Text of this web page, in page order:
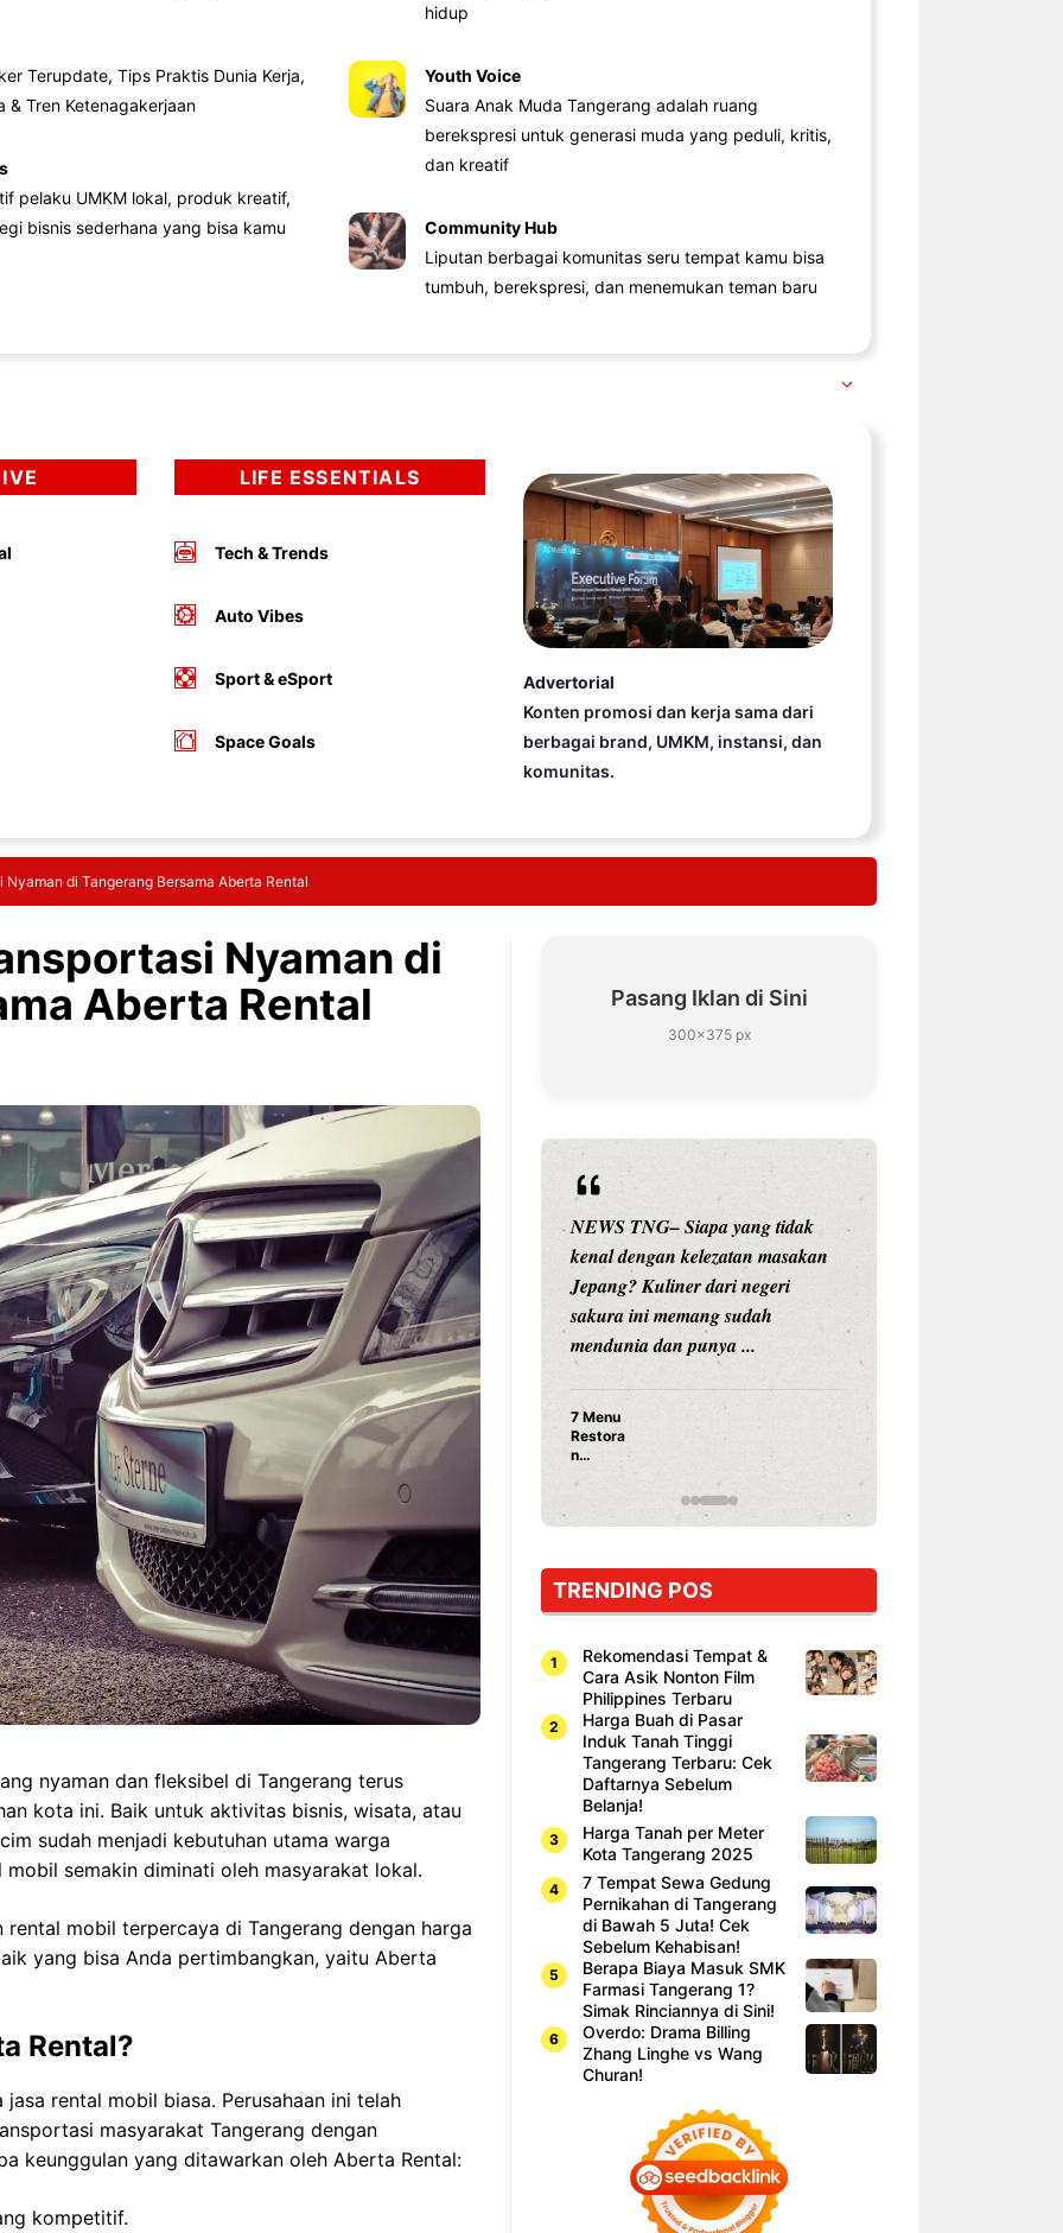
Terupdate, Tips Praktis Dunia Kerja,
& Tren Ketenagakerjaan
pelaku UMKM lokal, produk kreatif,
bisnis sederhana yang bisa kamu
hidup
Youth Voice
Suara Anak Muda Tangerang adalah ruang
berekspresi untuk generasi muda yang peduli, kritis,
dan kreatif
Community Hub
Liputan berbagai komunitas seru tempat kamu bisa
tumbuh, berekspresi, dan menemukan teman baru
LIFE ESSENTIALS
Tech & Trends
Auto Vibes
Sport & eSport
Space Goals
Advertorial
Konten promosi dan kerja sama dari
berbagai brand, UMKM, instansi, dan
komunitas.
di Tangerang Bersama Aberta Rental
Nyaman di
Aberta Rental
nyaman dan fleksibel di Tangerang terus
kota ini. Baik untuk aktivitas bisnis, wisata, atau
sudah menjadi kebutuhan utama warga
semakin diminati oleh masyarakat lokal.
mobil terpercaya di Tangerang dengan harga
yang bisa Anda pertimbangkan, yaitu Aberta
Rental?
rental mobil biasa. Perusahaan ini telah
masyarakat Tangerang dengan
keunggulan yang ditawarkan oleh Aberta Rental:
kompetitif.
Pasang Iklan di Sini
300×375 px
–
tahun
you can eat
Eat Bandung
2026, Kakkoii
Hadirkan Pesta All
Eat Mulai Rp
NEWS TNG– Pernah gak sih
kamu mulai ngerjain sesuatu cuma
buat iseng-iseng, eh ternyata malah
jadi peluang bisnis yang
menguntungkan? ...
Dari Iseng Jadi Cuan: Kisah
TUM_ATUL yang Ubah
Hampers Jadi Bisnis Kece
NEWS TNG– Siapa yang tidak
kenal dengan kelezatan masakan
Jepang? Kuliner dari negeri
sakura ini memang sudah
mendunia dan punya ...
7 Menu
Restora
n
yang
Dicoba,
Cuma
Sushi!
TRENDING POS
Rekomendasi Tempat &
Cara Asik Nonton Film
Philippines Terbaru
Harga Buah di Pasar
Induk Tanah Tinggi
Tangerang Terbaru: Cek
Daftarnya Sebelum
Belanja!
Harga Tanah per Meter
Kota Tangerang 2025
7 Tempat Sewa Gedung
Pernikahan di Tangerang
di Bawah 5 Juta! Cek
Sebelum Kehabisan!
Berapa Biaya Masuk SMK
Farmasi Tangerang 1?
Simak Rinciannya di Sini!
Overdo: Drama Billing
Zhang Linghe vs Wang
Churan!